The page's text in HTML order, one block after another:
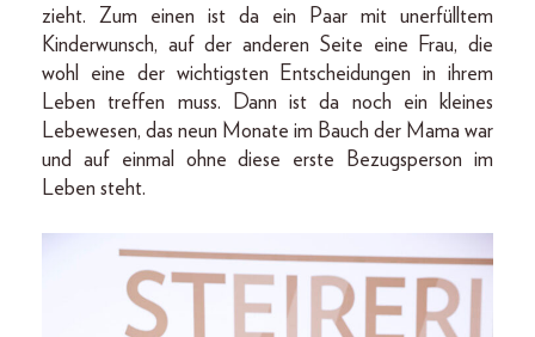
zieht. Zum einen ist da ein Paar mit unerfülltem
Kinderwunsch, auf der anderen Seite eine Frau, die
wohl eine der wichtigsten Entscheidungen in ihrem
Leben treffen muss. Dann ist da noch ein kleines
Lebewesen, das neun Monate im Bauch der Mama war
und auf einmal ohne diese erste Bezugsperson im
Leben steht.